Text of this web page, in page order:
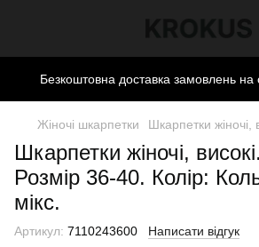
Безкоштовна доставка замовлень на
Жіночі шкарпетки Шкарпетки
Шкарпетки жіночі,
Розмір 36-40. Колір:
мікс.
Артикул: 7110243600 Написати відгук